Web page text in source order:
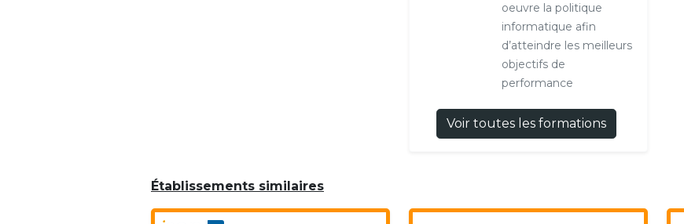
oeuvre la politique
informatique afin
d’atteindre les meilleurs
objectifs de
performance
Voir toutes les formations
Établissements similaires